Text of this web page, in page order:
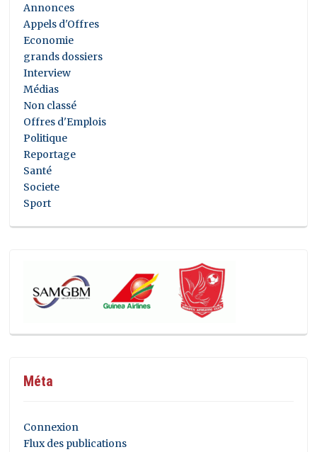
Annonces
Appels d'Offres
Economie
grands dossiers
Interview
Médias
Non classé
Offres d'Emplois
Politique
Reportage
Santé
Societe
Sport
Méta
Connexion
Flux des publications